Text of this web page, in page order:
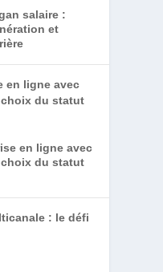
en ligne avec
du statut
: le défi